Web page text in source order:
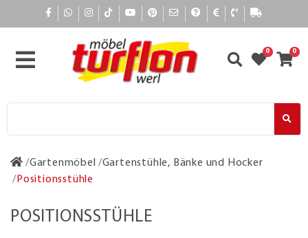
0 0
Gartenmöbel
Gartenstühle, Bänke und Hocker
Positionsstühle
POSITIONSSTÜHLE